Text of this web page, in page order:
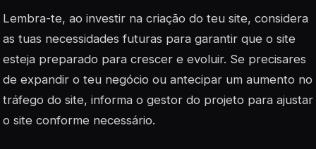
Lembra-te, ao investir na criação do teu site, considera
as tuas necessidades futuras para garantir que o site
esteja preparado para crescer e evoluir. Se precisares
de expandir o teu negócio ou antecipar um aumento no
tráfego do site, informa o gestor do projeto para ajustar
o site conforme necessário.